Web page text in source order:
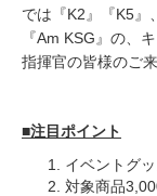
では『K2』『K5』
『Am KSG』の、
指揮官の皆様のご
■注目ポイント
イベントグ
対象商品